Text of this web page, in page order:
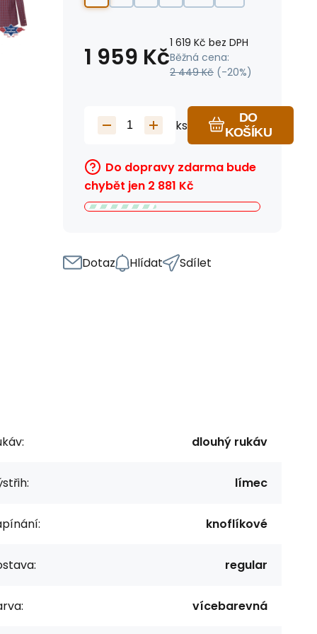
1 959 Kč1 619 Kč bez DPH
Běžná cena:
2 449 Kč (-20%)
ks
DO
KOŠÍKU
Do dopravy zdarma bude
chybět jen 2 881 Kč
Dotaz Hlídat Sdílet
dlouhý rukáv
límec
knoflíkové
regular
vícebarevná